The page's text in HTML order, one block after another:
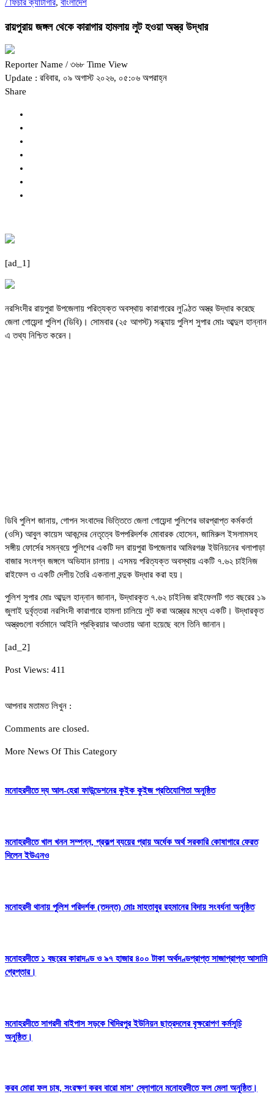
/ ফিচার ক্যাটাগরি, বাংলাদেশ
রায়পুরায় জঙ্গল থেকে কারাগার হামলায় লুট হওয়া অস্ত্র উদ্ধার
Reporter Name / ৩৬৮ Time View
Update : রবিবার, ০৯ অগাস্ট ২০২৬, ০৫:০৬ অপরাহ্ন
Share
[ad_1]
নরসিংদীর রায়পুরা উপজেলায় পরিত্যক্ত অবস্থায় কারাগারের লুণ্ঠিত অস্ত্র উদ্ধার করেছে
জেলা গোয়েন্দা পুলিশ (ডিবি)। সোমবার (২৫ আগস্ট) সন্ধ্যায় পুলিশ সুপার মোঃ আব্দুল হান্নান
এ তথ্য নিশ্চিত করেন।
ডিবি পুলিশ জানায়, গোপন সংবাদের ভিত্তিতে জেলা গোয়েন্দা পুলিশের ভারপ্রাপ্ত কর্মকর্তা
(ওসি) আবুল কায়েস আকন্দের নেতৃত্বে উপপরিদর্শক মোবারক হোসেন, জামিরুল ইসলামসহ
সঙ্গীয় ফোর্সের সমন্বয়ে পুলিশের একটি দল রায়পুরা উপজেলার আমিরগঞ্জ ইউনিয়নের খলাপাড়া
বাজার সংলগ্ন জঙ্গলে অভিযান চালায়। এসময় পরিত্যক্ত অবস্থায় একটি ৭.৬২ চাইনিজ
রাইফেল ও একটি দেশীয় তৈরি একনালা বন্দুক উদ্ধার করা হয়।
পুলিশ সুপার মোঃ আব্দুল হান্নান জানান, উদ্ধারকৃত ৭.৬২ চাইনিজ রাইফেলটি গত বছরের ১৯
জুলাই দুর্বৃত্তরা নরসিংদী কারাগারে হামলা চালিয়ে লুট করা অস্ত্রের মধ্যে একটি। উদ্ধারকৃত
অস্ত্রগুলো বর্তমানে আইনি প্রক্রিয়ার আওতায় আনা হয়েছে বলে তিনি জানান।
[ad_2]
Post Views: 411
আপনার মতামত লিখুন :
Comments are closed.
More News Of This Category
মনোহরদীতে দ্য আল-হেরা ফাউন্ডেশনের কুইক কুইজ প্রতিযোগিতা অনুষ্ঠিত
মনোহরদীতে খাল খনন সম্পন্ন, প্রকল্প ব্যয়ের প্রায় অর্ধেক অর্থ সরকারি কোষাগারে ফেরত
দিলেন ইউএনও
মনোহরদী থানায় পুলিশ পরিদর্শক (তদন্ত) মোঃ মাহতাবুর রহমানের বিদায় সংবর্ধনা অনুষ্ঠিত
মনোহরদীতে ১ বছরের কারাদণ্ড ও ৯৭ হাজার ৪০০ টাকা অর্থদণ্ডপ্রাপ্ত সাজাপ্রাপ্ত আসামি
গ্রেপ্তার।
মনোহরদীতে সাগরদী বাইপাস সড়কে খিদিরপুর ইউনিয়ন ছাত্রদলের বৃক্ষরোপণ কর্মসূচি
অনুষ্ঠিত।
করব মোরা ফল চাষ, সংরক্ষণ করব বারো মাস’ স্লোগানে মনোহরদীতে ফল মেলা অনুষ্ঠিত।